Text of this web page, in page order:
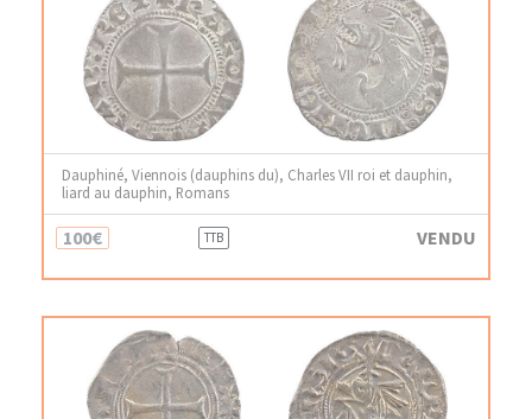
Dauphiné, Viennois (dauphins du), Charles VII roi et dauphin,
liard au dauphin, Romans
100€ TTB VENDU